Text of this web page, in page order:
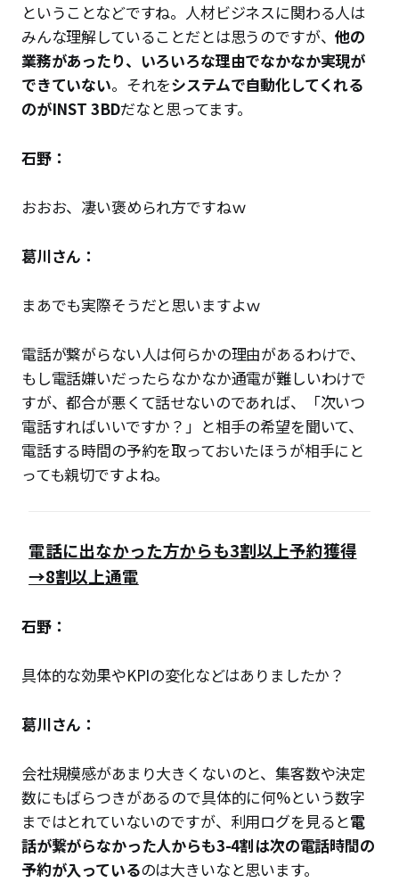
ということなどですね。人材ビジネスに関わる人は
みんな理解していることだとは思うのですが、他の
業務があったり、いろいろな理由でなかなか実現が
できていない。それをシステムで自動化してくれる
のがINST 3BDだなと思ってます。
石野：
おおお、凄い褒められ方ですねｗ
葛川さん：
まあでも実際そうだと思いますよｗ
電話が繋がらない人は何らかの理由があるわけで、
もし電話嫌いだったらなかなか通電が難しいわけで
すが、都合が悪くて話せないのであれば、「次いつ
電話すればいいですか？」と相手の希望を聞いて、
電話する時間の予約を取っておいたほうが相手にと
っても親切ですよね。
電話に出なかった方からも3割以上予約獲得
→8割以上通電
石野：
具体的な効果やKPIの変化などはありましたか？
葛川さん：
会社規模感があまり大きくないのと、集客数や決定
数にもばらつきがあるので具体的に何%という数字
まではとれていないのですが、利用ログを見ると電
話が繋がらなかった人からも3-4割は次の電話時間の
予約が入っているのは大きいなと思います。